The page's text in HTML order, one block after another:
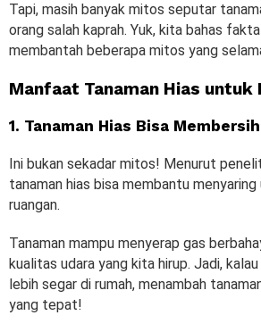
Tapi, masih banyak mitos seputar
orang salah kaprah. Yuk, kita bahas
membantah beberapa mitos yang
Manfaat Tanaman Hias untuk
1. Tanaman Hias Bisa
Ini bukan sekadar mitos! Menurut
tanaman hias bisa membantu menyaring
ruangan.
Tanaman mampu menyerap gas
kualitas udara yang kita hirup. Jadi,
lebih segar di rumah, menambah
yang tepat!